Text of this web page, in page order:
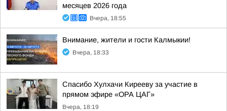
месяцев 2026 года
Вчера, 18:55
Внимание, жители и гости Калмыкии!
Вчера, 18:33
Спасибо Хулхачи Кирееву за участие в
прямом эфире «ОРА ЦАГ»
Вчера, 18:19